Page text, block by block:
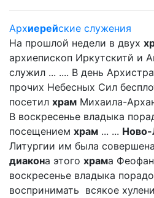
Архиерейские служения
На прошлой недели в двух
архиепископ Иркутскитй и
служил ... .... В день
прочих Небесных Сил
посетил храм Михаила-
В воскресенье владыка
посещением храм ... ...
Литургии им была
диакона этого храма
воскресенье владыка
воспринимать всякое